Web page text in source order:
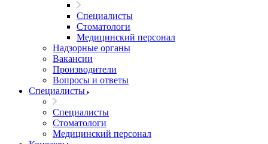
Специалисты
Стоматологи
Медицинский персонал
Надзорные органы
Вакансии
Производители
Вопросы и ответы
Специалисты
Специалисты
Стоматологи
Медицинский персонал